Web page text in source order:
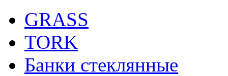
GRASS
TORK
Банки стеклянные